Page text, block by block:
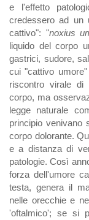
e l'effetto
credessero ad un
cattivo": "noxius
liquido del corpo
gastrici, sudore,
cui "cattivo
riscontro virale di
corpo, ma
legge naturale
principio venivano
corpo dolorante.
e a distanza di
patologie. Così
forza dell'umore
testa, genera il
nelle orecchie e
'oftalmico'; se si